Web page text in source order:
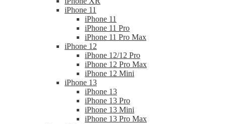
iPhone 11
iPhone 11
iPhone 11 Pro
iPhone 11 Pro Max
iPhone 12
iPhone 12/12 Pro
iPhone 12 Pro Max
iPhone 12 Mini
iPhone 13
iPhone 13
iPhone 13 Pro
iPhone 13 Mini
iPhone 13 Pro Max